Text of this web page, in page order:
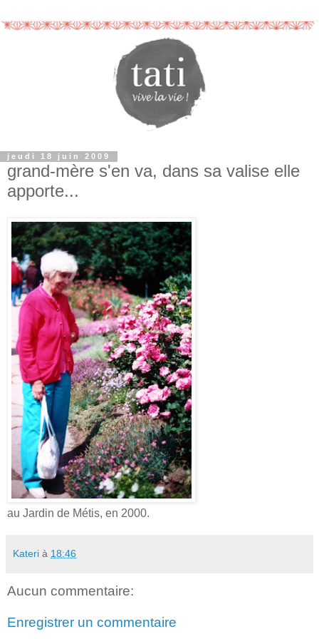
jeudi 18 juin 2009
grand-mère s'en va, dans sa valise elle
apporte...
au Jardin de Métis, en 2000.
Kateri à 18:46
Aucun commentaire:
Enregistrer un commentaire